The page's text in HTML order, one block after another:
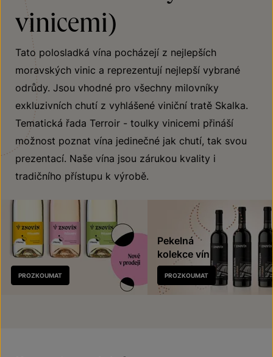
vinicemi)
Tato polosladká vína pocházejí z nejlepších
moravských vinic a reprezentují nejlepší vybrané
odrůdy. Jsou vhodné pro všechny milovníky
exkluzivních chutí z vyhlášené viniční tratě Skalka.
Tematická řada Terroir - toulky vinicemi přináší
možnost poznat vína jedinečné jak chutí, tak svou
prezentací. Naše vína jsou zárukou kvality i
tradičního přístupu k výrobě.
Nově
v prodeji
PROZKOUMAT
Pekelná
kolekce vín
PROZKOUMAT